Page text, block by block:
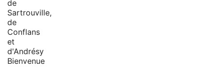
de
Sartrouville,
de
Conflans
et
d'Andrésy
Bienvenue